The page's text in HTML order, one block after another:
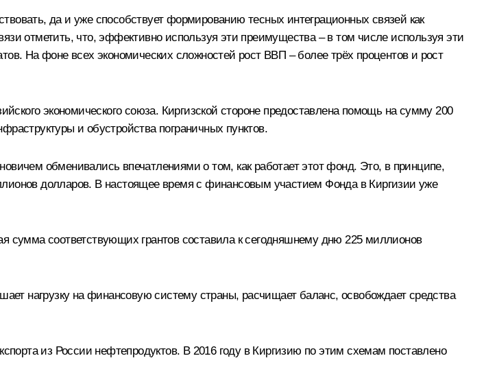
да и уже способствует формированию тесных интеграционных связей как
отметить, что, эффективно используя эти преимущества – в том числе используя эти
На фоне всех экономических сложностей рост ВВП – более трёх процентов и рост
экономического союза. Киргизской стороне предоставлена помощь на сумму 200
и обустройства пограничных пунктов.
обменивались впечатлениями о том, как работает этот фонд. Это, в принципе,
долларов. В настоящее время с финансовым участием Фонда в Киргизии уже
сумма соответствующих грантов составила к сегодняшнему дню 225 миллионов
нагрузку на финансовую систему страны, расчищает баланс, освобождает средства
из России нефтепродуктов. В 2016 году в Киргизию по этим схемам поставлено